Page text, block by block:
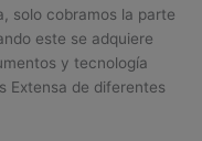
solo cobramos la parte
este se adquiere
y tecnología
Extensa de diferentes